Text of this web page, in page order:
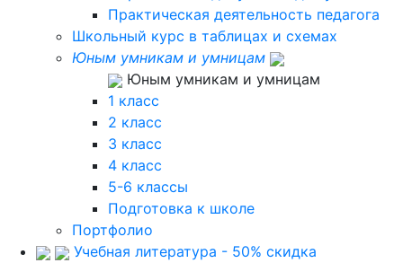
Практическая деятельность педагога
Школьный курс в таблицах и схемах
Юным умникам и умницам
Юным умникам и умницам
1 класс
2 класс
3 класс
4 класс
5-6 классы
Подготовка к школе
Портфолио
Учебная литература - 50% скидка